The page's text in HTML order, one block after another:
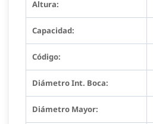
Altura:
Capacidad:
Código:
Diámetro Int. Boca:
Diámetro Mayor: